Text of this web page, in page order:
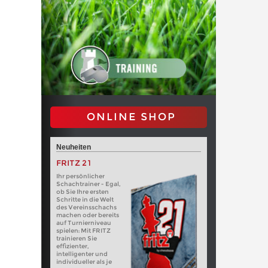
ONLINE SHOP
Neuheiten
FRITZ 21
Ihr persönlicher
Schachtrainer - Egal,
ob Sie Ihre ersten
Schritte in die Welt
des Vereinsschachs
machen oder bereits
auf Turnierniveau
spielen: Mit FRITZ
trainieren Sie
effizienter,
intelligenter und
individueller als je